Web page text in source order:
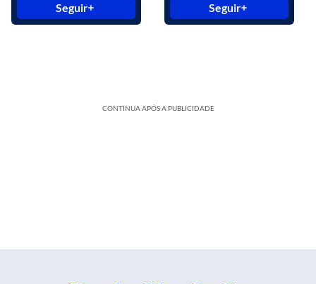
Seguir Seguir
CONTINUA APÓS A PUBLICIDADE